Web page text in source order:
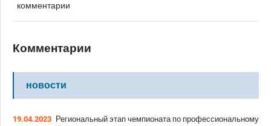
комментарии
Комментарии
новости
19.04.2023 Региональный этап чемпионата по профессиональному